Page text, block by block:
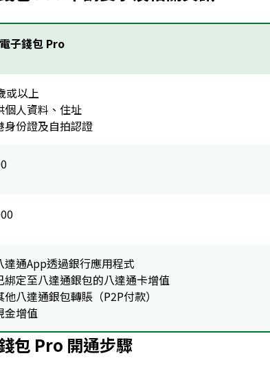
子錢包 Pro
或以上
個人資料、住址
身份證及自拍認證
達通App透過銀行應用程式
綁定至八達通銀包的八達通卡增值
他八達通銀包轉賬（P2P付款）
金增值
包 Pro 開通步驟